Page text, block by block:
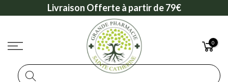
Livraison Offerte à partir de 79€
0